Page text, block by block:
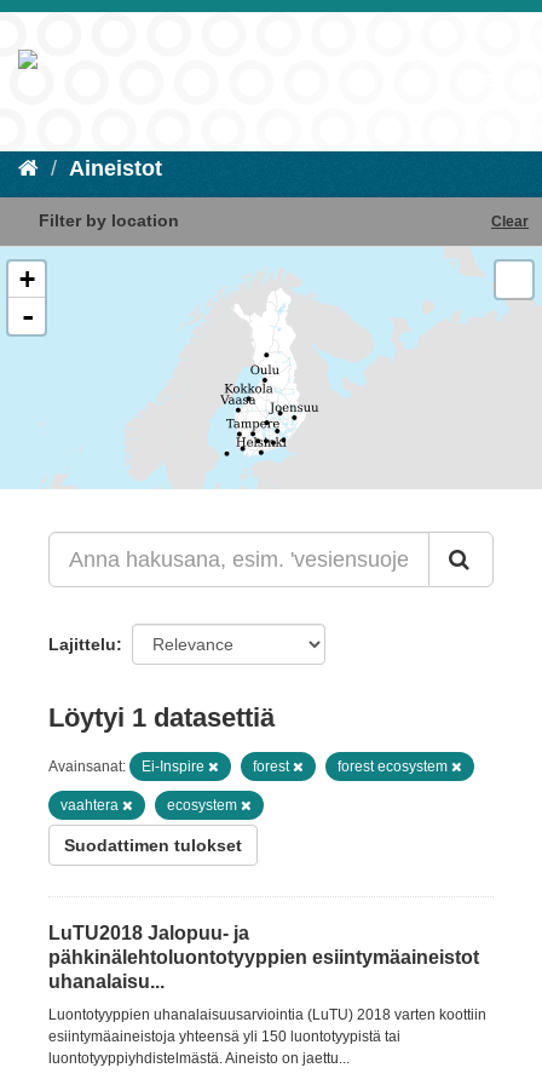
Aineistot
Filter by location Clear
+
-
Lajittelu
Löytyi 1 datasettiä
Avainsanat: Ei-Inspire forest forest ecosystem
vaahtera ecosystem
Suodattimen tulokset
LuTU2018 Jalopuu- ja
pähkinälehtoluontotyyppien esiintymäaineistot
uhanalaisu...
Luontotyyppien uhanalaisuusarviointia (LuTU) 2018 varten koottiin
esiintymäaineistoja yhteensä yli 150 luontotyypistä tai
luontotyyppiyhdistelmästä. Aineisto on jaettu...